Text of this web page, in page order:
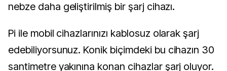
nebze daha geliştirilmiş bir şarj cihazı.
Pi ile mobil cihazlarınızı kablosuz olarak şarj
edebiliyorsunuz. Konik biçimdeki bu cihazın 30
santimetre yakınına konan cihazlar şarj oluyor.